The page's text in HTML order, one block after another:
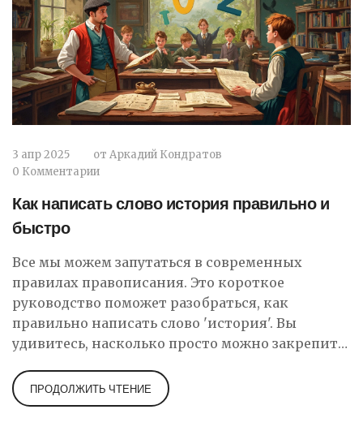
3 апр 2025 от Аркадий Кондратов
0 Комментарии
Как написать слово история правильно и
быстро
Все мы можем запутаться в современных
правилах правописания. Это короткое
руководство поможет разобраться, как
правильно написать слово 'история'. Вы
удивитесь, насколько просто можно закрепить
уверенным в письме. Узнайте любопытные
факты о происхождении этого слова и стоящих
ПРОДОЛЖИТЬ ЧТЕНИЕ